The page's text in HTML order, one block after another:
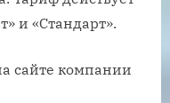
и «Стандарт».
сайте компании